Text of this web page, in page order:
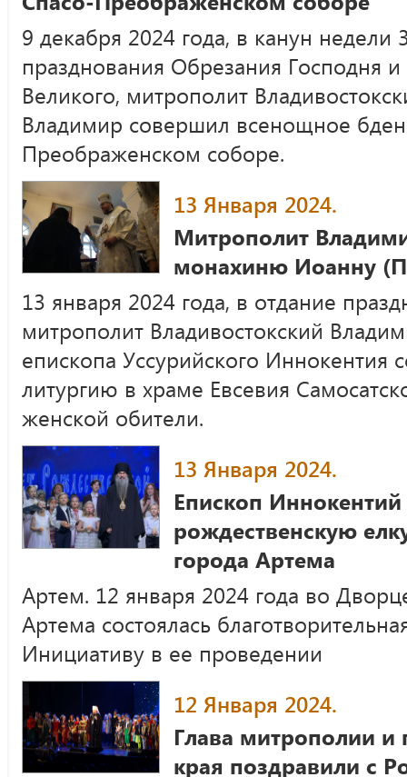
9 декабря 2024 года, в канун недели
празднования Обрезания Господня и
Великого, митрополит
Владимир совершил всенощное
Преображенском соборе.
13 Января 2024.
Митрополит
монахиню Иоанну
13 января 2024 года, в отдание
митрополит Владивостокский
епископа Уссурийского
литургию в храме Евсевия
женской обители.
13 Января 2024.
Епископ Иннокентий
рождественскую
города Артема
Артем. 12 января 2024 года во
Артема состоялась
Инициативу в ее проведении
12 Января 2024.
Глава митрополии и
края поздравили с